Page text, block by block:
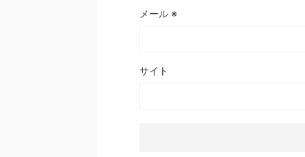
メール ※
サイト